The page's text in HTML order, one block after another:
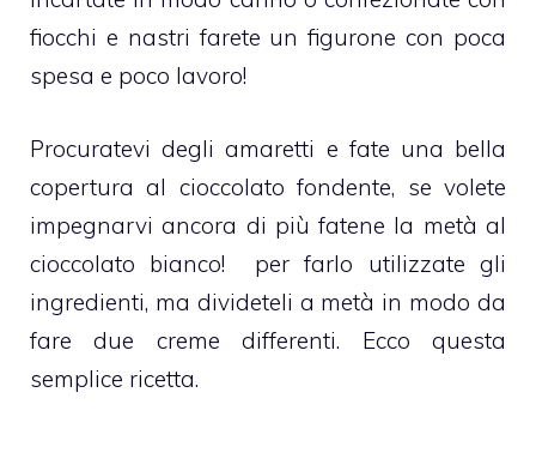
fiocchi e nastri farete un figurone con poca
spesa e poco lavoro!
Procuratevi degliamaretti e fate una bella
copertura al cioccolato fondente, se volete
impegnarvi ancora di più fatene la metà al
cioccolato bianco! per farlo utilizzate gli
ingredienti, ma divideteli a metà in modo da
fare due creme differenti. Ecco questa
semplice ricetta.